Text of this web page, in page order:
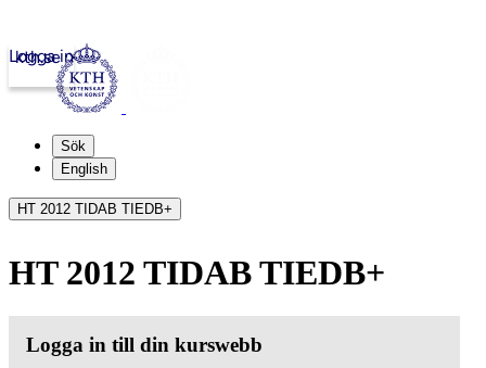
kth.se
Logga in
Sök
English
HT 2012 TIDAB TIEDB+
HT 2012 TIDAB TIEDB+
Logga in till din kurswebb